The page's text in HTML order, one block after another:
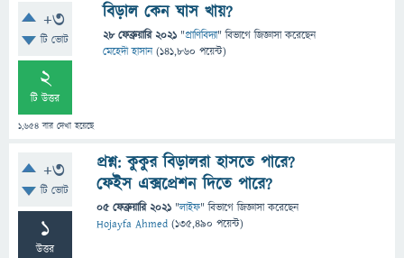
+3
টি ভোট
2
টি উত্তর
1,654 বার দেখা হয়েছে
বিড়াল কেন ঘাস খায়?
28 ফেব্রুয়ারি 2021 "প্রাণিবিদ্যা" বিভাগে জিজ্ঞাসাকরেছেন
মেহেদী হাসান (141,860 পয়েন্ট)
+3
টি ভোট
1
উত্তর
প্রশ্ন: কুকুর বিড়ালরা হাসতে পারে?
ফেইস এক্সপ্রেশন দিতে পারে?
05 ফেব্রুয়ারি 2021 "লাইফ" বিভাগে জিজ্ঞাসাকরেছেন
Hojayfa Ahmed (135,490 পয়েন্ট)